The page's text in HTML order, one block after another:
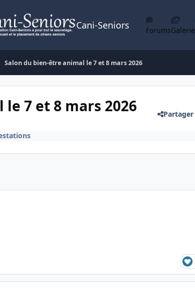
Cani-Seniors ForumsGalerie
Salon du bien-être animal le 7 et 8 mars 2026
7 et 8 mars 2026 Partager